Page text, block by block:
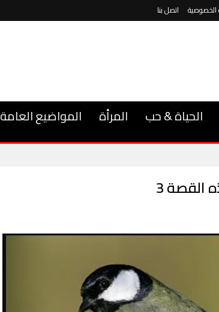
الخصوصية اتصل بنا
الحياة & حب المرأة المواضيع العامة
3